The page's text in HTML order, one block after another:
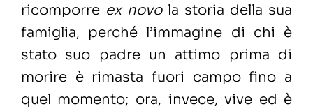
ricomporre ex novola storia della sua
famiglia, perché l’immagine di chi è
stato suo padre un attimo prima di
morire è rimasta fuori campo fino a
quel momento; ora, invece, vive ed è